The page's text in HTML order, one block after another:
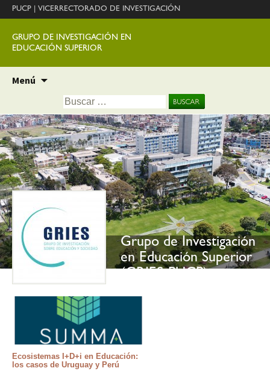
PUCP VICERRECTORADO DE INVESTIGACIÓN
GRUPO DE INVESTIGACIÓN EN
EDUCACIÓN SUPERIOR
Menú
contenido
Buscar:
Grupo de Investigación
en Educación Superior
Ecosistemas I+D+i en Educación:
los casos de Uruguay y Perú